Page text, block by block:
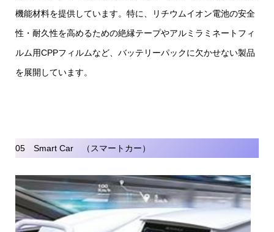
機能材料を提供しています。特に、リチウムイオン電池の安全
性・耐久性を高めるための絶縁テープやアルミラミネートフィ
ルム用CPPフィルムなど、バッテリーパックに欠かせない製品
を展開しています。
05 Smart Car （スマートカー）